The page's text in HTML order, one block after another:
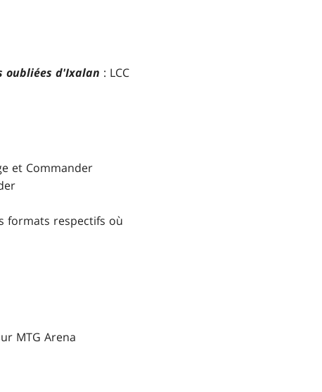
oubliées d'Ixalan : LCC
et Commander
formats respectifs où
MTG Arena